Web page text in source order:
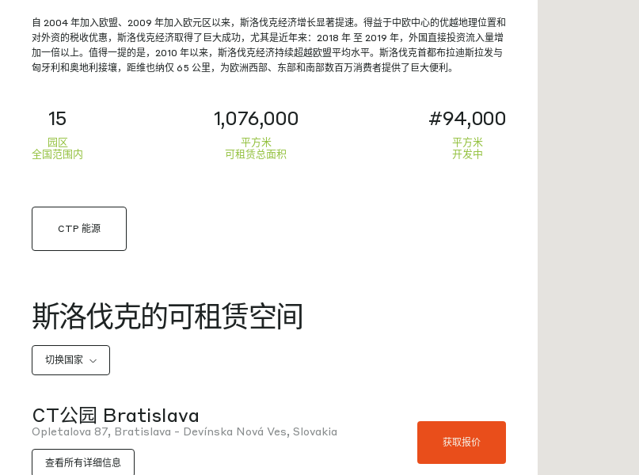
自 2004 年加入欧盟、2009 年加入欧元区以来，斯洛伐克经济增长显著提速。得益于中欧中心的优越地理位置和
对外资的税收优惠，斯洛伐克经济取得了巨大成功，尤其是近年来：2018 年 至 2019 年，外国直接投资流入量增
加一倍以上。值得一提的是，2010 年以来，斯洛伐克经济持续超越欧盟平均水平。斯洛伐克首都布拉迪斯拉发与
匈牙利和奥地利接壤，距维也纳仅 65 公里，为欧洲西部、东部和南部数百万消费者提供了巨大便利。
15
园区
全国范围内
1,076,000
平方米
可租赁总面积
#94,000
平方米
开发中
CTP 能源
斯洛伐克的可租赁空间
切换国家
CT公园 Bratislava
Opletalova 87, Bratislava - Devínska Nová Ves, Slovakia
查看所有详细信息
获取报价